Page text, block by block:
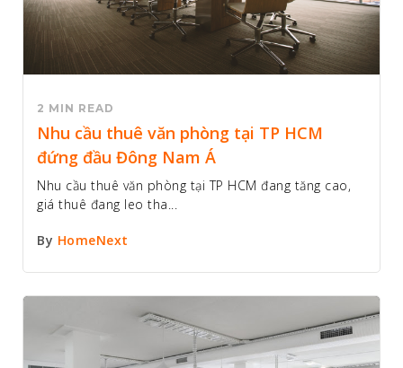
2 MIN READ
Nhu cầu thuê văn phòng tại TP HCM
đứng đầu Đông Nam Á
Nhu cầu thuê văn phòng tại TP HCM đang tăng cao,
giá thuê đang leo tha...
By HomeNext